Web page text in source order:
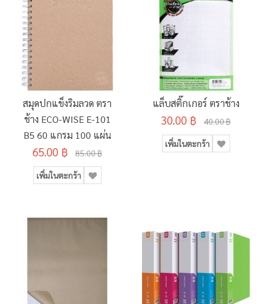
สมุดปกแข็งริมลวด ตรา
ช้าง ECO-WISE E-101
B5 60 แกรม 100 แผ่น
65.00 ฿ 85.00 ฿
เพิ่มในตะกร้า
แล็บสติ๊กเกอร์ ตราช้าง
30.00 ฿ 40.00 ฿
เพิ่มในตะกร้า